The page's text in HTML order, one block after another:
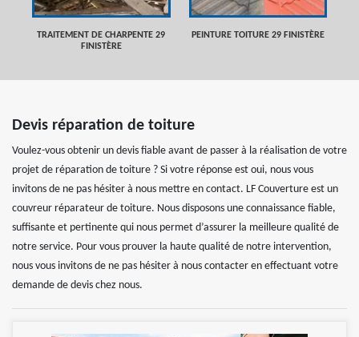
TRAITEMENT DE CHARPENTE 29
FINISTÈRE
PEINTURE TOITURE 29 FINISTÈRE
Devis réparation de toiture
Voulez-vous obtenir un devis fiable avant de passer à la réalisation de votre
projet de réparation de toiture ? Si votre réponse est oui, nous vous
invitons de ne pas hésiter à nous mettre en contact. LF Couverture est un
couvreur réparateur de toiture. Nous disposons une connaissance fiable,
suffisante et pertinente qui nous permet d’assurer la meilleure qualité de
notre service. Pour vous prouver la haute qualité de notre intervention,
nous vous invitons de ne pas hésiter à nous contacter en effectuant votre
demande de devis chez nous.